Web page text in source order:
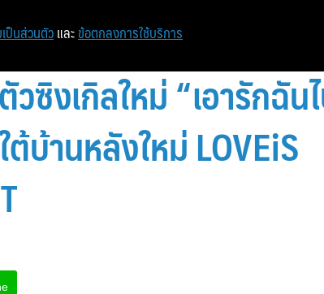
ซิงเกิลใหม่ “เอารักฉั
บ้านหลังใหม่ LOVEiS
ป็นส่วนตัว และ ข้อตกลงการใช้บริการ